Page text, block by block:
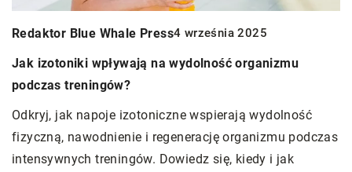
Redaktor Blue Whale Press4 września 2025
Jak izotoniki wpływają na wydolność organizmu
podczas treningów?
Odkryj, jak napoje izotoniczne wspierają wydolność
fizyczną, nawodnienie i regenerację organizmu podczas
intensywnych treningów. Dowiedz się, kiedy i jak